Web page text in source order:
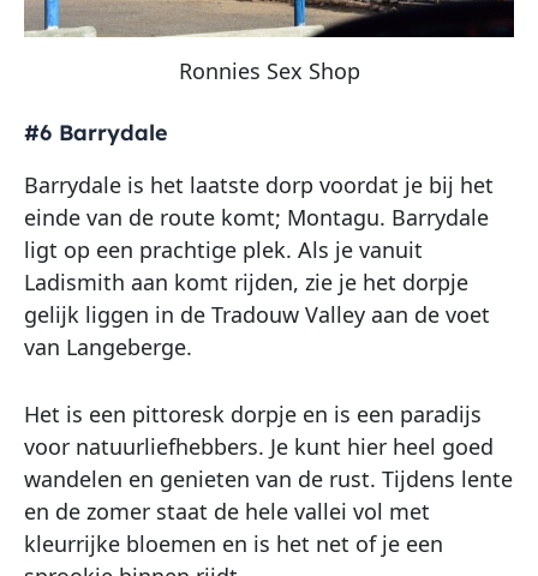
Ronnies Sex Shop
#6 Barrydale
Barrydale is het laatste dorp voordat je bij het
einde van de route komt; Montagu. Barrydale
ligt op een prachtige plek. Als je vanuit
Ladismith aan komt rijden, zie je het dorpje
gelijk liggen in de Tradouw Valley aan de voet
van Langeberge.
Het is een pittoresk dorpje en is een paradijs
voor natuurliefhebbers. Je kunt hier heel goed
wandelen en genieten van de rust. Tijdens lente
en de zomer staat de hele vallei vol met
kleurrijke bloemen en is het net of je een